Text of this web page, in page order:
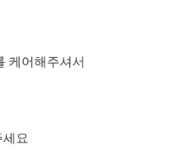
케어해주셔서
요